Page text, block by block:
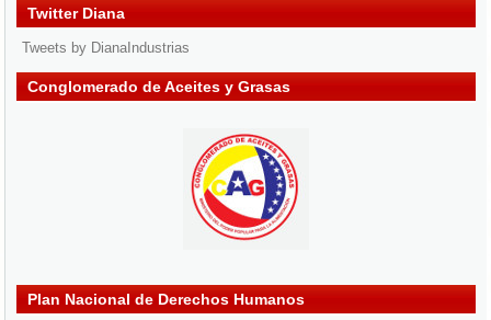
Twitter Diana
Tweets by DianaIndustrias
Conglomerado de Aceites y Grasas
Plan Nacional de Derechos Humanos